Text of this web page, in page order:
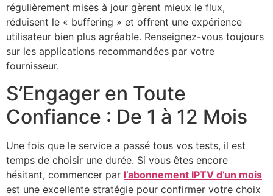
régulièrement mises à jour gèrent mieux le flux,
réduisent le « buffering » et offrent une expérience
utilisateur bien plus agréable. Renseignez-vous toujours
sur les applications recommandées par votre
fournisseur.
S’Engager en Toute
Confiance : De 1 à 12 Mois
Une fois que le service a passé tous vos tests, il est
temps de choisir une durée. Si vous êtes encore
hésitant, commencer par l’abonnement IPTV d’un mois
est une excellente stratégie pour confirmer votre choix